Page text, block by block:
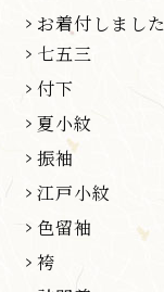
お着付しました
七五三
付下
夏小紋
振袖
江戸小紋
色留袖
袴